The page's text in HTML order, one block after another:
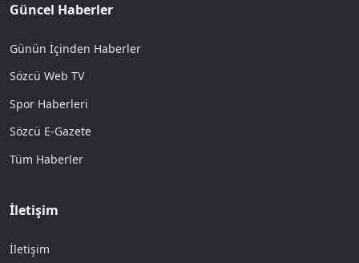
Güncel Haberler
Günün İçinden Haberler
Sözcü Web TV
Spor Haberleri
Sözcü E-Gazete
Tüm Haberler
İletişim
İletişim